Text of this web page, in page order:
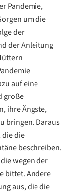
Pandemie,
um die
der
der Anleitung
auf eine
große
ihre Ängste,
bringen. Daraus
die die
beschreiben.
wegen der
bittet. Andere
aus, die die